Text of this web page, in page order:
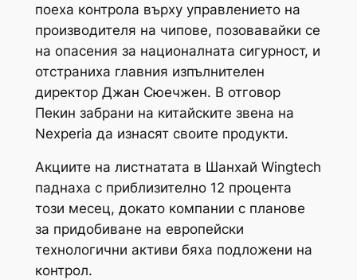
поеха контрола върху управлението на
производителя на чипове, позовавайки се
на опасения за националната сигурност, и
отстраниха главния изпълнителен
директор Джан Сюечжен. В отговор
Пекин забрани на китайските звена на
Nexperia да изнасят своите продукти.
Акциите на листнатата в Шанхай Wingtech
паднаха с приблизително 12 процента
този месец, докато компании с планове
за придобиване на европейски
технологични активи бяха подложени на
контрол.